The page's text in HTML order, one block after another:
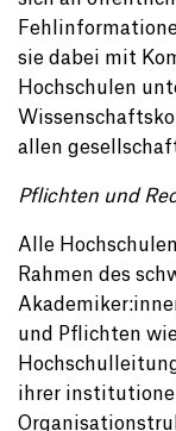
sie dabei mit
Hochschulen
allen
Pflichten und
Alle
Rahmen des
und Pflichten
ihrer